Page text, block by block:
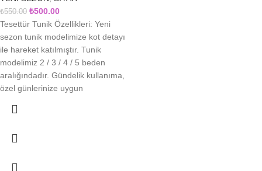
₺550.00 ₺500.00
Tesettür Tunik Özellikleri: Yeni
sezon tunik modelimize kot detayı
ile hareket katılmıştır. Tunik
modelimiz 2 / 3 / 4 / 5 beden
aralığındadır. Gündelik kullanıma,
özel günlerinize uygun